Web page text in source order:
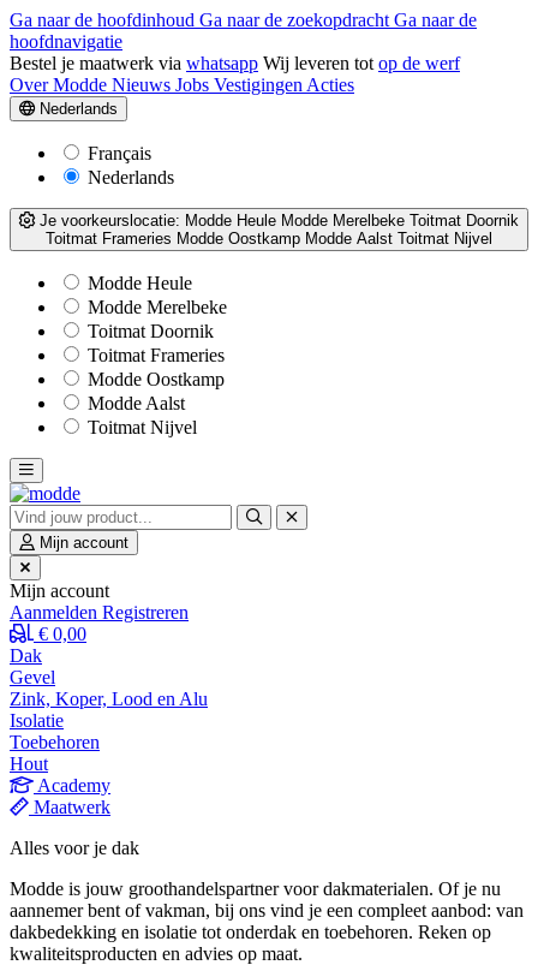
Ga naar de hoofdinhoud Ga naar de zoekopdracht Ga naar de
hoofdnavigatie
Bestel je maatwerk via whatsapp Wij leveren tot op de werf
Over Modde Nieuws Jobs Vestigingen Acties
Nederlands
Français
Nederlands
Je voorkeurslocatie: Modde Heule Modde Merelbeke Toitmat Doornik
Toitmat Frameries Modde Oostkamp Modde Aalst Toitmat Nijvel
Modde Heule
Modde Merelbeke
Toitmat Doornik
Toitmat Frameries
Modde Oostkamp
Modde Aalst
Toitmat Nijvel
Mijn account
Mijn account
Aanmelden Registreren
€ 0,00
Dak
Gevel
Zink, Koper, Lood en Alu
Isolatie
Toebehoren
Hout
Academy
Maatwerk
Alles voor je dak
Modde is jouw groothandelspartner voor dakmaterialen. Of je nu
aannemer bent of vakman, bij ons vind je een compleet aanbod: van
dakbedekking en isolatie tot onderdak en toebehoren. Reken op
kwaliteitsproducten en advies op maat.